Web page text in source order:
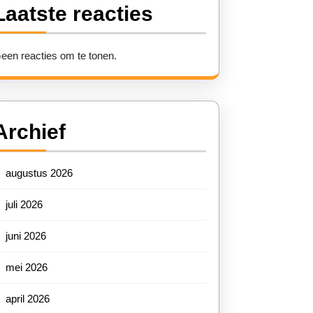
reacties
reacties om te tonen.
augustus 2026
juli 2026
juni 2026
mei 2026
april 2026